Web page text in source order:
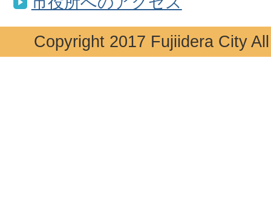
Copyright 2017 Fujiidera City